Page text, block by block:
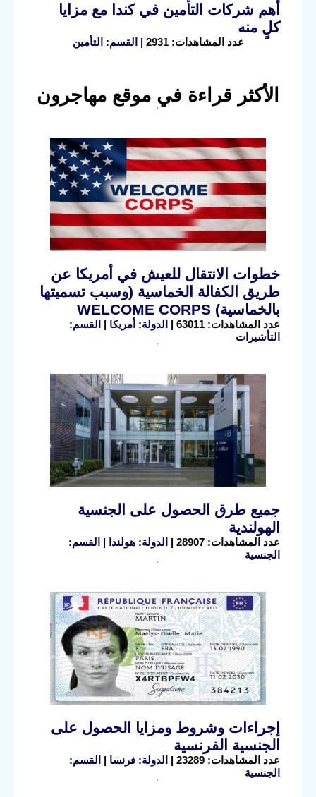
أهم شركات التأمين في كندا مع مزايا
كلٍ منه
عدد المشاهدات: 2931 | القسم: التأمين
الأكثر قراءة في موقع مهاجرون
خطوات الانتقال للعيش في أمريكا عن
طريق الكفالة الخماسية (وسبب تسميتها
بالخماسية) WELCOME CORPS
عدد المشاهدات: 63011 | الدولة: أمريكا | القسم:
التأشيرات
جميع طرق الحصول على الجنسية
الهولندية
عدد المشاهدات: 28907 | الدولة: هولندا | القسم:
الجنسية
إجراءات وشروط ومزايا الحصول على
الجنسية الفرنسية
عدد المشاهدات: 23289 | الدولة: فرنسا | القسم:
الجنسية